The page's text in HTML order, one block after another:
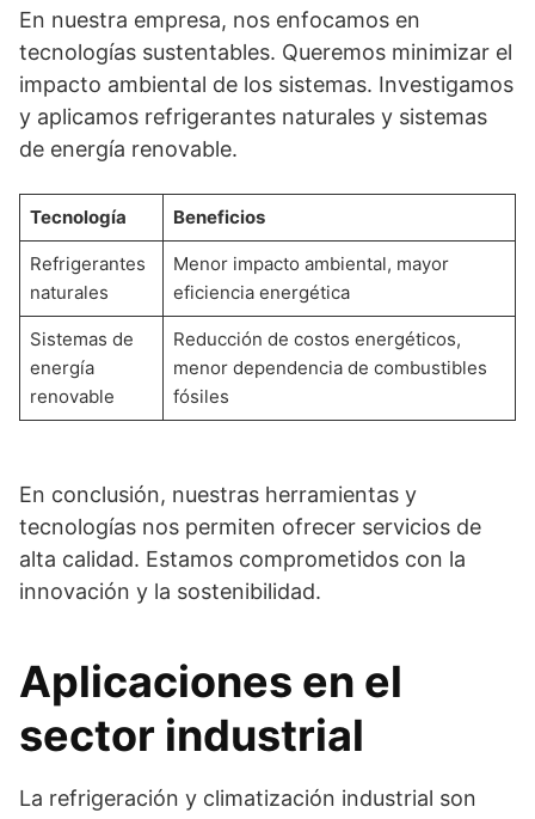
En nuestra empresa, nos enfocamos en
tecnologías sustentables. Queremos minimizar el
impacto ambiental de los sistemas. Investigamos
y aplicamos refrigerantes naturales y sistemas
de energía renovable.
Tecnología Beneficios
Refrigerantes
naturales
Menor impacto ambiental, mayor
eficiencia energética
Sistemas de
energía
renovable
Reducción de costos energéticos,
menor dependencia de combustibles
fósiles
En conclusión, nuestras herramientas y
tecnologías nos permiten ofrecer servicios de
alta calidad. Estamos comprometidos con la
innovación y la sostenibilidad.
Aplicaciones en el
sector industrial
La refrigeración y climatización industrial son